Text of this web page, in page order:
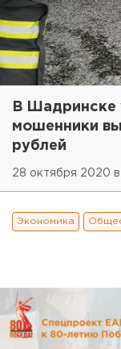
В Шадринске
мошенники
рублей
28 октября 2020 в
Экономика